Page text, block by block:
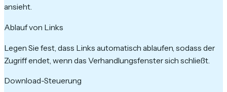
ansieht.
Ablauf von Links
Legen Sie fest, dass Links automatisch ablaufen, sodass der
Zugriff endet, wenn das Verhandlungsfenster sich schließt.
Download-Steuerung